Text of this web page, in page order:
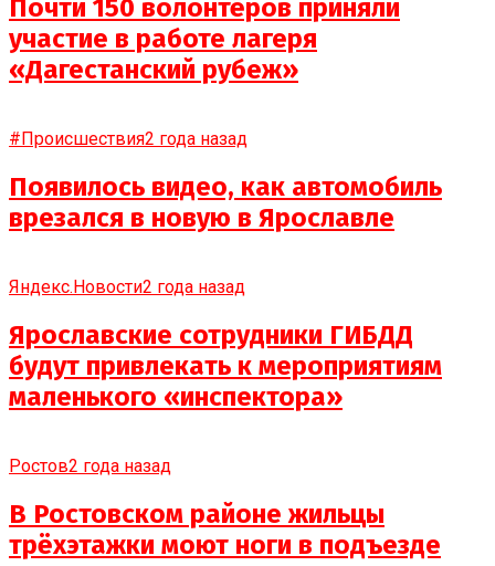
Почти 150 волонтёров приняли
участие в работе лагеря
«Дагестанский рубеж»
#Происшествия2 года назад
Появилось видео, как автомобиль
врезался в новую в Ярославле
Яндекс.Новости2 года назад
Ярославские сотрудники ГИБДД
будут привлекать к мероприятиям
маленького «инспектора»
Ростов2 года назад
В Ростовском районе жильцы
трёхэтажки моют ноги в подъезде